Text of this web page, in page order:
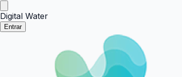
Digital Water
Entrar